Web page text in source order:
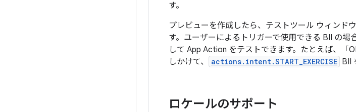
す。
プレビューを作成したら、テストツール ウィンド
す。ユーザーによるトリガーで使用できる BII の
して App Action をテストできます。たとえば、
「
しかけて、
actions.intent.START_EXERCISE BII
ロケールのサポート